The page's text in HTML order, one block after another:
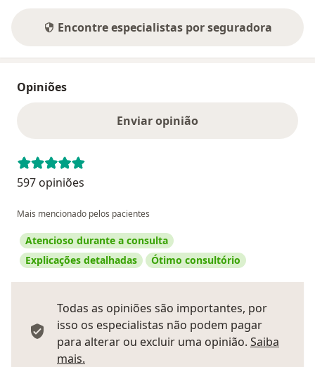
Encontre especialistas por seguradora
Opiniões
Enviar opinião
597 opiniões
Mais mencionado pelos pacientes
Atencioso durante a consulta
Explicações detalhadas
Ótimo consultório
Todas as opiniões são importantes, por
isso os especialistas não podem pagar
para alterar ou excluir uma opinião. Saiba
mais.